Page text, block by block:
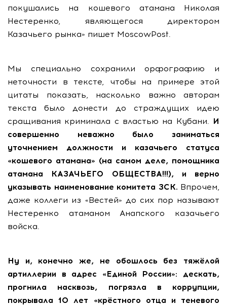
покушались на кошевого атамана Николая
Нестеренко, являющегося директором
Казачьего рынка» пишет MoscowPost.
Мы специально сохранили орфографию и
неточности в тексте, чтобы на примере этой
цитаты показать, насколько важно авторам
текста было донести до страждущих идею
сращивания криминала с властью на Кубани. И
совершенно неважно было заниматься
уточнением должности и казачьего статуса
«кошевого атамана» (на самом деле, помощника
атамана КАЗАЧЬЕГО ОБЩЕСТВА!!!), и верно
указывать наименование комитета ЗСК. Впрочем,
даже коллеги из «Вестей» до сих пор называют
Нестеренко атаманом Анапского казачьего
войска.
Ну и, конечно же, не обошлось без тяжёлой
артиллерии в адрес «Единой России»: дескать,
прогнила насквозь, погрязла в коррупции,
покрывала 10 лет «крёстного отца и теневого